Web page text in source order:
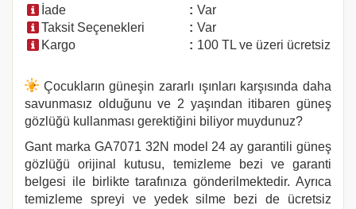
İade
: Var
Taksit Seçenekleri
: Var
Kargo
: 100 TL ve üzeri ücretsiz
Çocukların güneşin zararlı ışınları karşısında daha
savunmasız olduğunu ve 2 yaşından itibaren güneş
gözlüğü kullanması gerektiğini biliyor muydunuz?
Gantmarka GA7071 32N model 24 ay garantili güneş
gözlüğü orijinal kutusu, temizleme bezi ve garanti
belgesi ile birlikte tarafınıza gönderilmektedir. Ayrıca
temizleme spreyi ve yedek silme bezi de ücretsiz